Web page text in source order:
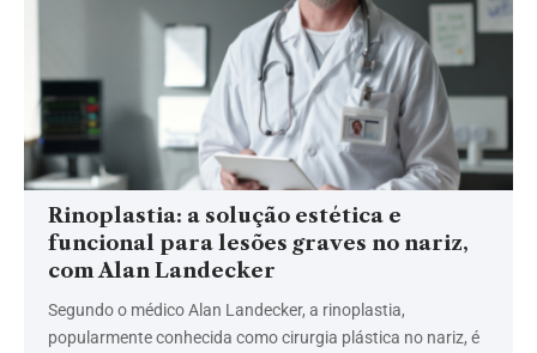
Rinoplastia: a solução estética e
funcional para lesões graves no nariz,
com Alan Landecker
Segundo o médico Alan Landecker, a rinoplastia,
popularmente conhecida como cirurgia plástica no nariz, é